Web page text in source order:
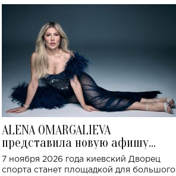
ALENA OMARGALIEVA
представила новую афишу
большого концерта во Дворце
спорта
7 ноября 2026 года киевский Дворец
спорта станет площадкой для большого